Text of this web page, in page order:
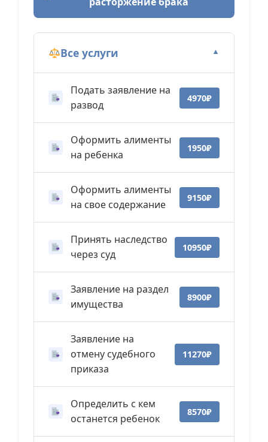
Все услуги ▼
Подать заявление на
развод
4970₽
Оформить алименты
на ребенка
1950₽
Оформить алименты
на свое содержание
9150₽
Принять наследство
через суд
10950₽
Заявление на раздел
имущества
8900₽
Заявление на
отмену судебного
приказа
11270₽
Определить с кем
останется ребенок
8570₽